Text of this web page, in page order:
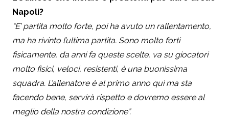
Napoli?
“E’ partita molto forte, poi ha avuto un rallentamento,
ma ha rivinto l’ultima partita. Sono molto forti
fisicamente, da anni fa queste scelte, va su giocatori
molto fisici, veloci, resistenti, è una buonissima
squadra. L’allenatore è al primo anno qui ma sta
facendo bene, servirà rispetto e dovremo essere al
meglio della nostra condizione”.